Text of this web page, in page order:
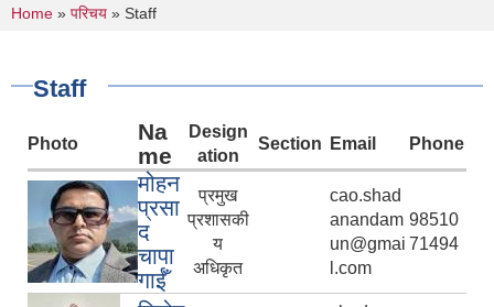
You are here
Home » परिचय » Staff
Staff
Photo
Na
me
Design
ation
Section Email Phone
मोहन
प्रसा
द
चापा
गाईँ
प्रमुख
प्रशासकी
य
अधिकृत
cao.shad
anandam
un@gmai
l.com
98510
71494